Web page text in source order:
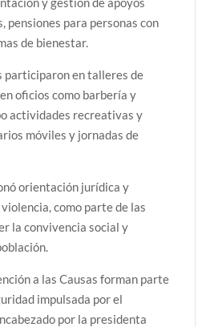
pensiones para personas con
de bienestar.
participaron en talleres de
oficios como barbería y
actividades recreativas y
móviles y jornadas de
orientación jurídica y
como parte de las
la convivencia social y
a las Causas forman parte
impulsada por el
por la presidenta